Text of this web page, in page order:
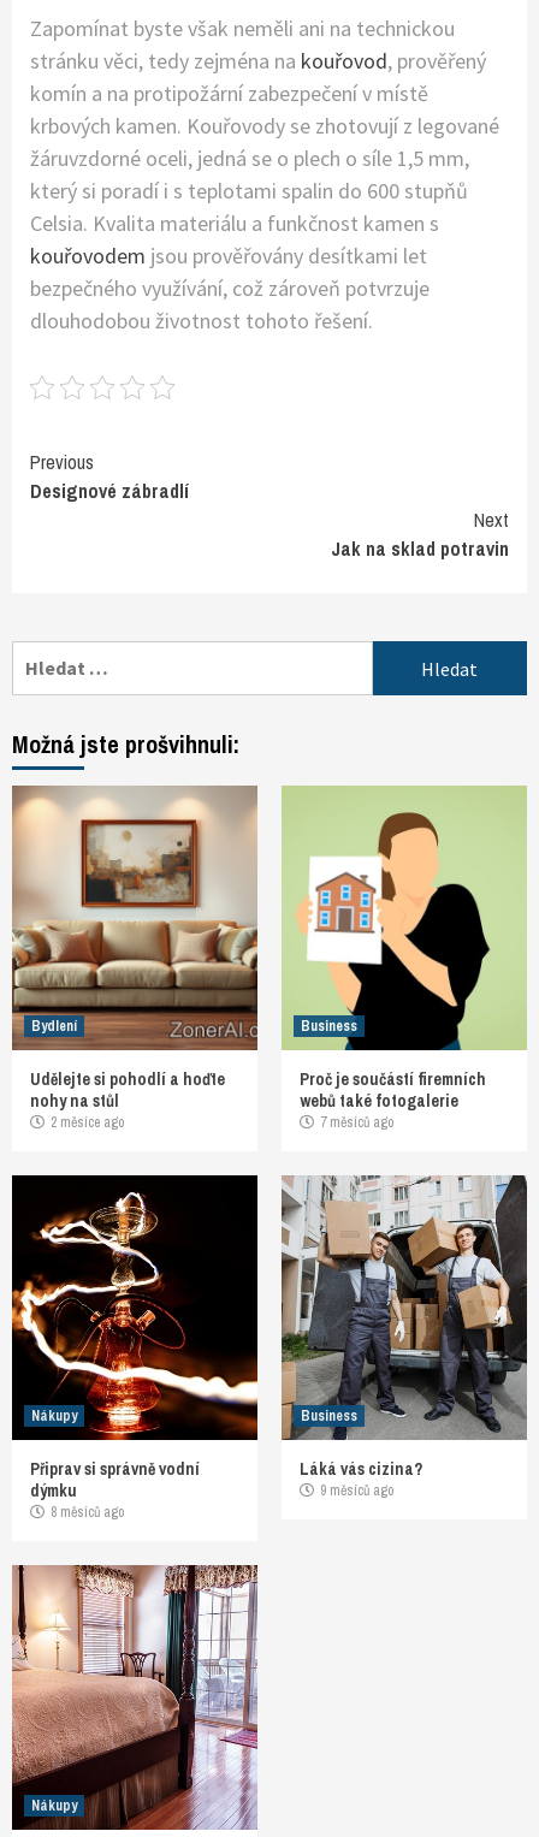
Zapomínat byste však neměli ani na technickou
stránku věci, tedy zejména na kouřovod, prověřený
komín a na protipožární zabezpečení v místě
krbových kamen. Kouřovody se zhotovují z legované
žáruvzdorné oceli, jedná se o plech o síle 1,5 mm,
který si poradí i s teplotami spalin do 600 stupňů
Celsia. Kvalita materiálu a funkčnost kamen s
kouřovodem jsou prověřovány desítkami let
bezpečného využívání, což zároveň potvrzuje
dlouhodobou životnost tohoto řešení.
Continue
Reading
Previous
Designové zábradlí
Next
Jak na sklad potravin
Možná jste prošvihnuli:
Bydlení
Udělejte si pohodlí a hoďte
nohy na stůl
2 měsíce ago
Business
Proč je součástí firemních
webů také fotogalerie
7 měsíců ago
Nákupy
Připrav si správně vodní
dýmku
8 měsíců ago
Business
Láká vás cizina?
9 měsíců ago
Nákupy